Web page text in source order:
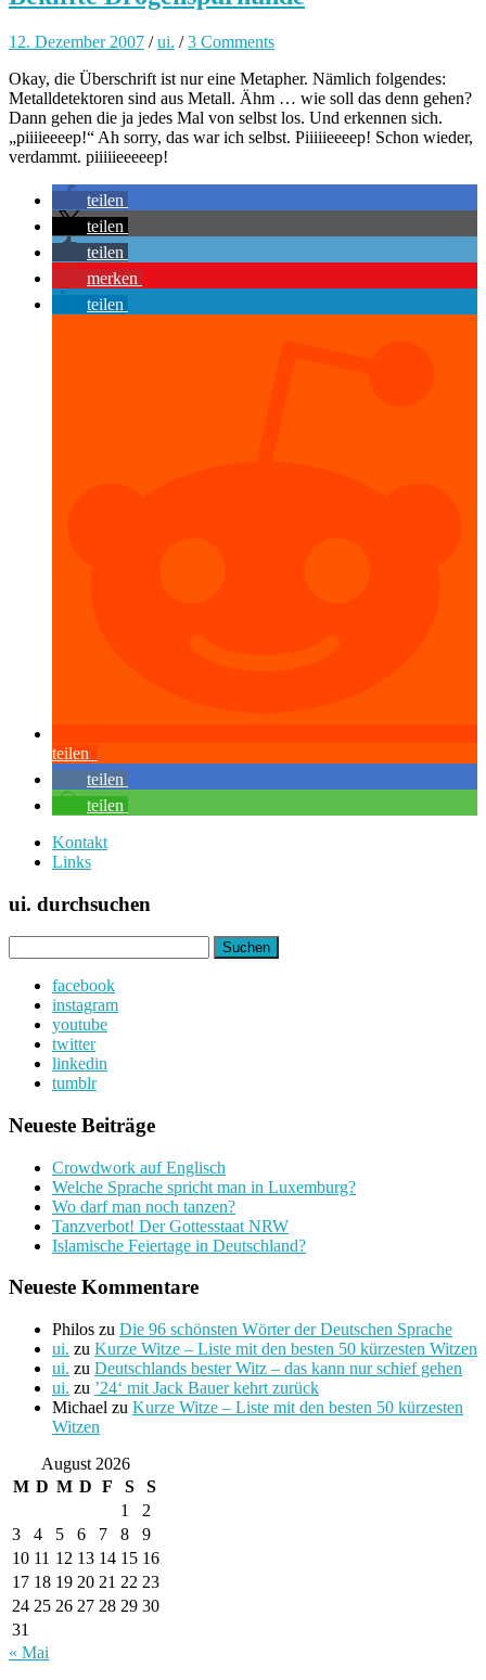
12. Dezember 2007 /ui. /3 Comments
Okay, die Überschrift ist nur eine Metapher. Nämlich folgendes:
Metalldetektoren sind aus Metall. Ähm … wie soll das denn gehen?
Dann gehen die ja jedes Mal von selbst los. Und erkennen sich.
„piiiieeeep!“ Ah sorry, das war ich selbst. Piiiiieeeep! Schon wieder,
verdammt. piiiiieeeeep!
teilen
teilen
teilen
merken
teilen
teilen
teilen
teilen
Kontakt
Links
ui. durchsuchen
nach:
facebook
instagram
youtube
twitter
linkedin
tumblr
Neueste Beiträge
Crowdwork auf Englisch
Welche Sprache spricht man in Luxemburg?
Wo darf man noch tanzen?
Tanzverbot! Der Gottesstaat NRW
Islamische Feiertage in Deutschland?
Neueste Kommentare
Philos zu Die 96 schönsten Wörter der Deutschen Sprache
ui. zu Kurze Witze – Liste mit den besten 50 kürzesten Witzen
ui. zu Deutschlands bester Witz – das kann nur schief gehen
ui. zu ’24‘ mit Jack Bauer kehrt zurück
Michael zu Kurze Witze – Liste mit den besten 50 kürzesten
Witzen
August 2026
M D M D F S
S
1
2
3
4 5 6 7 8
9
10 11 12 13 14 15 16
17 18 19 20 21 22 23
24 25 26 27 28 29 30
31
« Mai